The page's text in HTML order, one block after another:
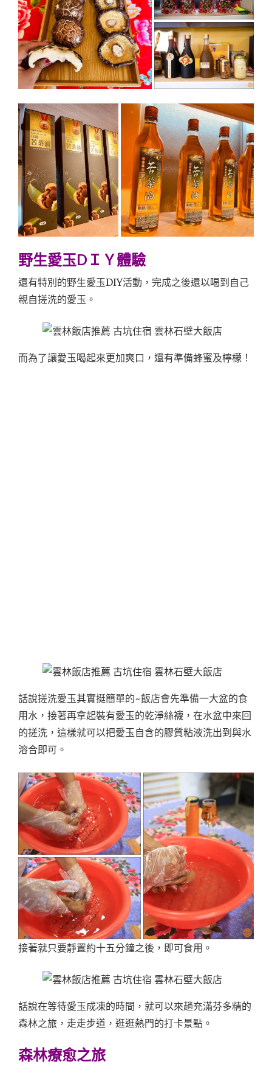
野生愛玉DＩＹ體驗
還有特別的野生愛玉DIY活動，完成之後還以喝到自己
親自搓洗的愛玉。
而為了讓愛玉喝起來更加爽口，還有準備蜂蜜及檸檬！
話說搓洗愛玉其實挺簡單的~飯店會先準備一大盆的食
用水，接著再拿起裝有愛玉的乾淨絲襪，在水盆中來回
的搓洗，這樣就可以把愛玉自含的膠質粘液洗出到與水
溶合即可。
接著就只要靜置約十五分鐘之後，即可食用。
話說在等待愛玉成凍的時間，就可以來趟充滿芬多精的
森林之旅，走走步道，逛逛熱門的打卡景點。
森林療愈之旅